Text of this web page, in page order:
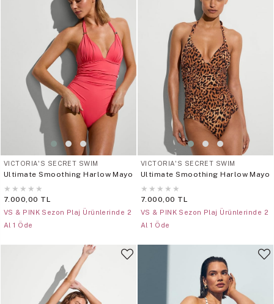
VICTORIA'S SECRET SWIM
Ultimate Smoothing Harlow Mayo
★ ★ ★ ★ ★
7.000,00 TL
VS & PINK Sezon Plaj Ürünlerinde 2
Al 1 Öde
VICTORIA'S SECRET SWIM
Ultimate Smoothing Harlow Mayo
★ ★ ★ ★ ★
7.000,00 TL
VS & PINK Sezon Plaj Ürünlerinde 2
Al 1 Öde